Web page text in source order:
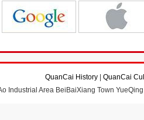
QuanCai History
QuanCai
Industrial Area BeiBaiXiang Town